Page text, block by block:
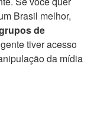
Brasil melhor,
de
tiver acesso
da mídia